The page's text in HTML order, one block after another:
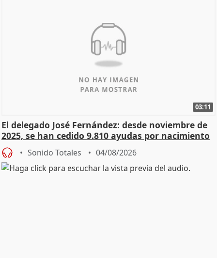
03:11
El delegado José Fernández: desde noviembre de
2025, se han cedido 9.810 ayudas por nacimiento
Sonido Totales 04/08/2026